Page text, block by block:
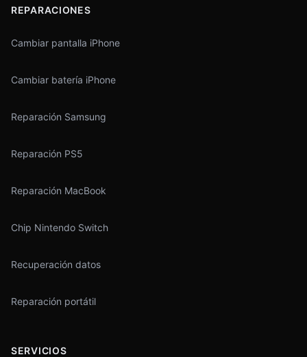
REPARACIONES
Cambiar pantalla iPhone
Cambiar batería iPhone
Reparación Samsung
Reparación PS5
Reparación MacBook
Chip Nintendo Switch
Recuperación datos
Reparación portátil
SERVICIOS